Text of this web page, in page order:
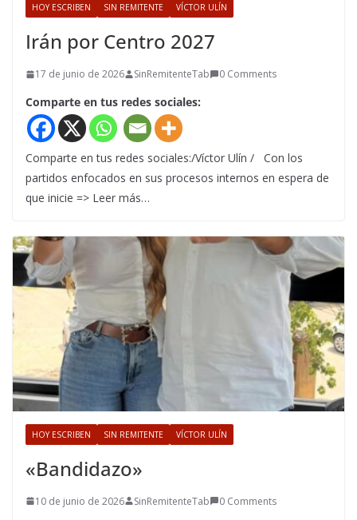
HOY ESCRIBEN SIN REMITENTE VÍCTOR ULÍN
Irán por Centro 2027
17 de junio de 2026 SinRemitenteTab 0 Comments
Comparte en tus redes sociales:
Comparte en tus redes sociales:/Víctor Ulín / Con los
partidos enfocados en sus procesos internos en espera de
que inicie => Leer más…
HOY ESCRIBEN SIN REMITENTE VÍCTOR ULÍN
«Bandidazo»
10 de junio de 2026 SinRemitenteTab 0 Comments